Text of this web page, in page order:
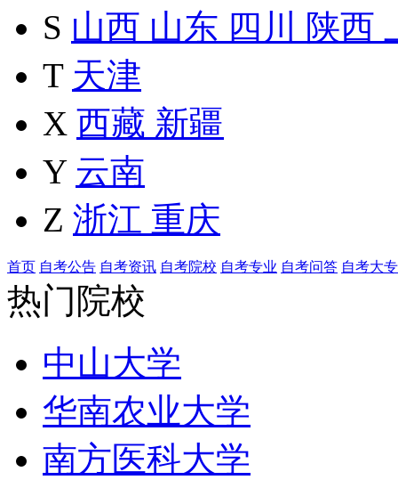
S 山西 山东 四川 陕西
T 天津
X 西藏 新疆
Y 云南
Z 浙江 重庆
首页 自考公告 自考资讯 自考院校 自考专业 自考问答 自考大专
热门院校
中山大学
华南农业大学
南方医科大学